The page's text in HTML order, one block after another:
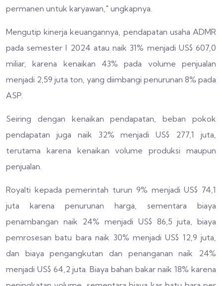
permanen untuk karyawan," ungkapnya.
Mengutip kinerja keuangannya, pendapatan usaha ADMR
pada semester I 2024 atau naik 31% menjadi US$ 607,0
miliar, karena kenaikan 43% pada volume penjualan
menjadi 2,59 juta ton, yang diimbangi penurunan 8% pada
ASP.
Seiring dengan kenaikan pendapatan, beban pokok
pendapatan juga naik 32% menjadi US$ 277,1 juta,
terutama karena kenaikan volume produksi maupun
penjualan.
Royalti kepada pemerintah turun 9% menjadi US$ 74,1
juta karena penurunan harga, sementara biaya
penambangan naik 24% menjadi US$ 86,5 juta, biaya
pemrosesan batu bara naik 30% menjadi US$ 12,9 juta,
dan biaya pengangkutan dan penanganan naik 24%
menjadi US$ 64,2 juta. Biaya bahan bakar naik 18% karena